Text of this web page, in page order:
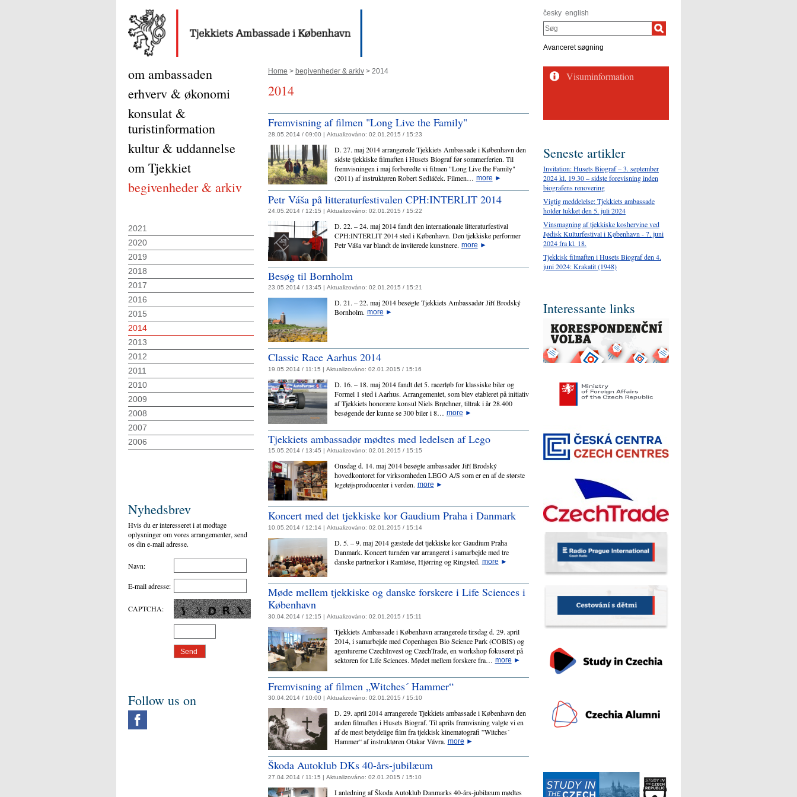
česky english
Søg
Avanceret søgning
Home > begivenheder & arkiv > 2014
2014
Fremvisning af filmen "Long Live the Family"
28.05.2014 / 09:00 | Aktualizováno: 02.01.2015 / 15:23
D. 27. maj 2014 arrangerede Tjekkiets Ambassade i København den
sidste tjekkiske filmaften i Husets Biograf før sommerferien. Til
fremvisningen i maj forberedte vi filmen "Long Live the Family"
(2011) af instruktøren Robert Sedláček. Filmen… more ►
Petr Váša på litteraturfestivalen CPH:INTERLIT 2014
24.05.2014 / 12:15 | Aktualizováno: 02.01.2015 / 15:22
D. 22. – 24. maj 2014 fandt den internationale litteraturfestival
CPH:INTERLIT 2014 sted i København. Den tjekkiske performer
Petr Váša var blandt de inviterede kunstnere. more ►
Besøg til Bornholm
23.05.2014 / 13:45 | Aktualizováno: 02.01.2015 / 15:21
D. 21. – 22. maj 2014 besøgte Tjekkiets Ambassadør Jiří Brodský
Bornholm. more ►
Classic Race Aarhus 2014
19.05.2014 / 11:15 | Aktualizováno: 02.01.2015 / 15:16
D. 16. – 18. maj 2014 fandt det 5. racerløb for klassiske biler og
Formel 1 sted i Aarhus. Arrangementet, som blev etableret på initiativ
af Tjekkiets honorære konsul Niels Brøchner, tiltrak i år 28.400
besøgende der kunne se 300 biler i 8… more ►
Tjekkiets ambassadør mødtes med ledelsen af Lego
15.05.2014 / 13:45 | Aktualizováno: 02.01.2015 / 15:15
Onsdag d. 14. maj 2014 besøgte ambassadør Jiří Brodský
hovedkontoret for virksomheden LEGO A/S som er en af de største
legetøjsproducenter i verden. more ►
Koncert med det tjekkiske kor Gaudium Praha i Danmark
10.05.2014 / 12:14 | Aktualizováno: 02.01.2015 / 15:14
D. 5. – 9. maj 2014 gæstede det tjekkiske kor Gaudium Praha
Danmark. Koncert turnéen var arrangeret i samarbejde med tre
danske partnerkor i Ramløse, Hjørring og Ringsted. more ►
Møde mellem tjekkiske og danske forskere i Life Sciences i
København
30.04.2014 / 12:15 | Aktualizováno: 02.01.2015 / 15:11
Tjekkiets Ambassade i København arrangerede tirsdag d. 29. april
2014, i samarbejde med Copenhagen Bio Science Park (COBIS) og
agenturerne CzechInvest og CzechTrade, en workshop fokuseret på
sektoren for Life Sciences. Mødet mellem forskere fra… more ►
Fremvisning af filmen „Witches´ Hammer“
30.04.2014 / 10:00 | Aktualizováno: 02.01.2015 / 15:10
D. 29. april 2014 arrangerede Tjekkiets ambassade i København den
anden filmaften i Husets Biograf. Til aprils fremvisning valgte vi en
af de mest betydelige film fra tjekkisk kinematografi ”Witches´
Hammer“ af instruktøren Otakar Vávra. more ►
Škoda Autoklub DKs 40-års-jubilæum
27.04.2014 / 11:15 | Aktualizováno: 02.01.2015 / 15:10
I anledning af Škoda Autoklub Danmarks 40-års-jubilæum mødtes
om ambassaden
erhverv & økonomi
konsulat &
turistinformation
kultur & uddannelse
om Tjekkiet
begivenheder & arkiv
2021
2020
2019
2018
2017
2016
2015
2014
2013
2012
2011
2010
2009
2008
2007
2006
Nyhedsbrev
Hvis du er interesseret i at modtage
oplysninger om vores arrangementer, send
os din e-mail adresse.
Navn:
E-mail adresse:
CAPTCHA:
Follow us on
Seneste artikler
Invitation: Husets Biograf – 3. september
2024 kl. 19.30 – sidste forevisning inden
biografens renovering
Vigtig meddelelse: Tjekkiets ambassade
holder lukket den 5. juli 2024
Vinsmagning af tjekkiske koshervine ved
Jødisk Kulturfestival i København - 7. juni
2024 fra kl. 18.
Tjekkisk filmaften i Husets Biograf den 4.
juni 2024: Krakatit (1948)
Interessante links